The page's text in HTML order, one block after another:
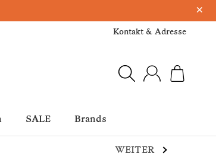
×
Kontakt & Adresse
SALE Brands
WEITER